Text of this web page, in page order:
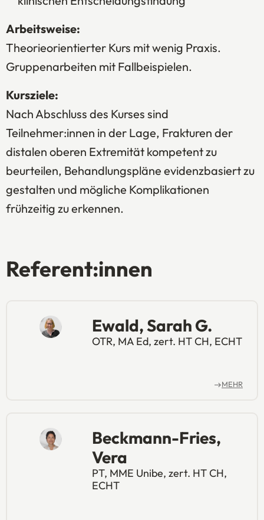
Arbeitsweise:
Theorieorientierter Kurs mit wenig Praxis.
Gruppenarbeiten mit Fallbeispielen.
Kursziele:
Nach Abschluss des Kurses sind
Teilnehmer:innen in der Lage, Frakturen der
distalen oberen Extremität kompetent zu
beurteilen, Behandlungspläne evidenzbasiert zu
gestalten und mögliche Komplikationen
frühzeitig zu erkennen.
Referent:innen
Ewald, Sarah G.
OTR, MA Ed, zert. HT CH, ECHT
MEHR
Beckmann-Fries,
Vera
PT, MME Unibe, zert. HT CH,
ECHT